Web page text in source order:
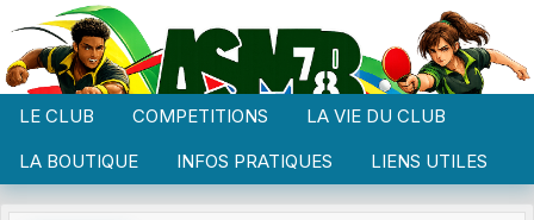
LE CLUB COMPETITIONS
LA VIE DU CLUB
LA BOUTIQUE
INFOS PRATIQUES LIENS UTILES
Panneau de gestion des cookies